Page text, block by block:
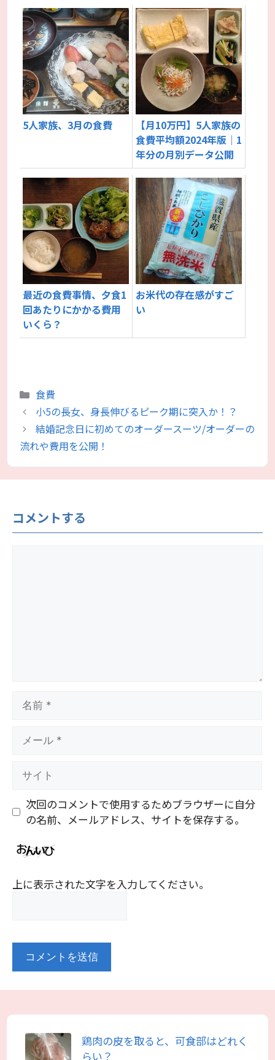
5人家族、3月の食費
【月10万円】5人家族の
食費平均額2024年版｜1
年分の月別データ公開
最近の食費事情、夕食1
回あたりにかかる費用
いくら？
お米代の存在感がすご
い
カ
テ
ゴ
リ
ー
食費
小5の長女、身長伸びるピーク期に突入か！？
結婚記念日に初めてのオーダースーツ/オーダーの
流れや費用を公開！
コメントする
次回のコメントで使用するためブラウザーに自分
の名前、メールアドレス、サイトを保存する。
上に表示された文字を入力してください。
鶏肉の皮を取ると、可食部はどれく
らい？